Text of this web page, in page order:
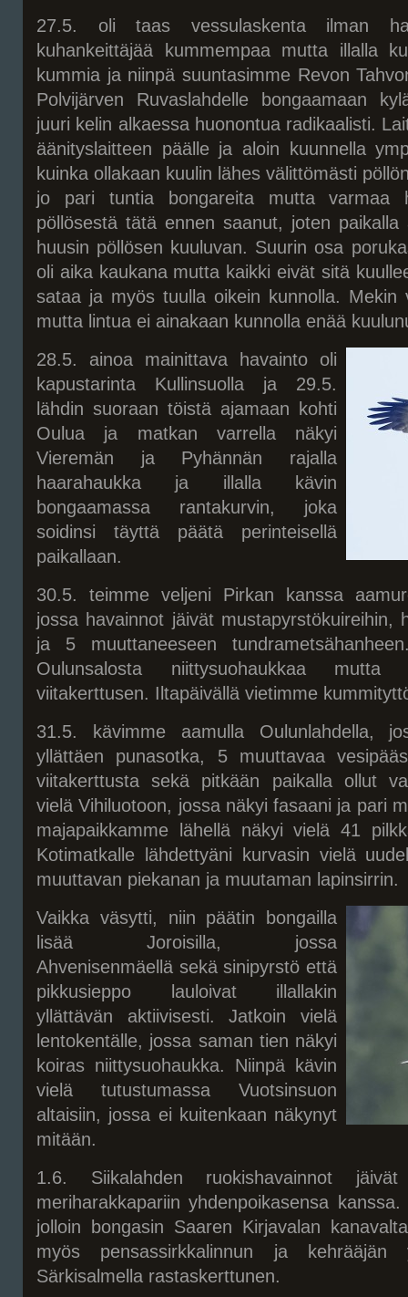
27.5. oli taas vessulaskenta ilman
kuhankeittäjää kummempaa mutta illalla
kummia ja niinpä suuntasimme Revon
Polvijärven Ruvaslahdelle bongaamaan
juuri kelin alkaessa huonontua radikaalisti.
äänityslaitteen päälle ja aloin kuunnella
kuinka ollakaan kuulin lähes välittömästi
jo pari tuntia bongareita mutta varmaa
pöllösestä tätä ennen saanut, joten
huusin pöllösen kuuluvan. Suurin osa
oli aika kaukana mutta kaikki eivät sitä
sataa ja myös tuulla oikein kunnolla. Mekin
mutta lintua ei ainakaan kunnolla enää
28.5. ainoa mainittava havainto oli
kapustarinta Kullinsuolla ja 29.5.
lähdin suoraan töistä ajamaan kohti
Oulua ja matkan varrella näkyi
Vieremän ja Pyhännän rajalla
haarahaukka ja illalla kävin
bongaamassa rantakurvin, joka
soidinsi täyttä päätä perinteisellä
paikallaan.
30.5. teimme veljeni Pirkan kanssa
jossa havainnot jäivät mustapyrstökuireihin,
ja 5 muuttaneeseen
Oulunsalosta niittysuohaukkaa
viitakerttusen. Iltapäivällä vietimme
31.5. kävimme aamulla Oulunlahdella,
yllättäen punasotka, 5 muuttavaa
viitakerttusta sekä pitkään paikalla ollut
vielä Vihiluotoon, jossa näkyi fasaani ja pari
majapaikkamme lähellä näkyi vielä 41
Kotimatkalle lähdettyäni kurvasin vielä
muuttavan piekanan ja muutaman lapinsirrin.
Vaikka väsytti, niin päätin bongailla
lisää Joroisilla, jossa
Ahvenisenmäellä sekä sinipyrstö että
pikkusieppo lauloivat illallakin
yllättävän aktiivisesti. Jatkoin vielä
lentokentälle, jossa saman tien näkyi
koiras niittysuohaukka. Niinpä kävin
vielä tutustumassa Vuotsinsuon
altaisiin, jossa ei kuitenkaan näkynyt
mitään.
1.6. Siikalahden ruokishavainnot
meriharakkapariin yhdenpoikasensa
jolloin bongasin Saaren Kirjavalan
myös pensassirkkalinnun ja kehrääjän
Särkisalmella rastaskerttunen.